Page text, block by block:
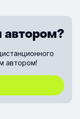
автором?
автором!